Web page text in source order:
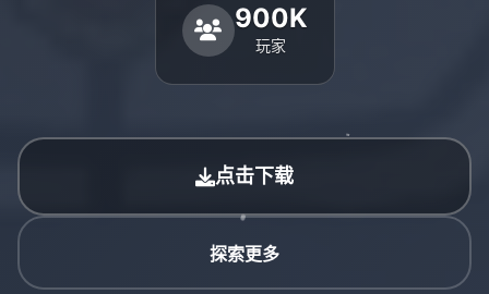
900K
玩家
点击下载
探索更多